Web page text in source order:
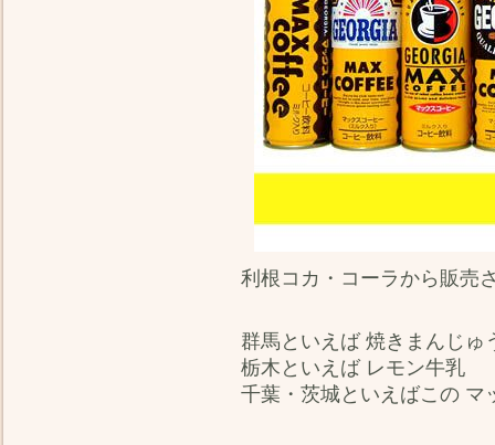
利根コカ・コーラから販売
群馬といえば 焼きまんじゅ
栃木といえば レモン牛乳
千葉・茨城といえばこの マ